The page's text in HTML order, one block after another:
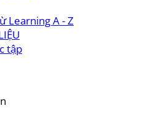
Learning A - Z
tập